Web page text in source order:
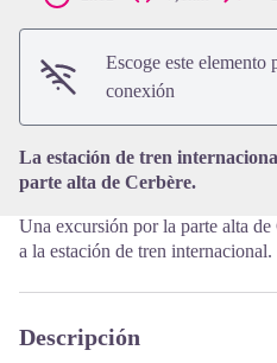
Escoge este elemento
conexión
La estación de tren
parte alta de Cerbère.
Una excursión por la parte alta
a la estación de tren internacional.
Descripción